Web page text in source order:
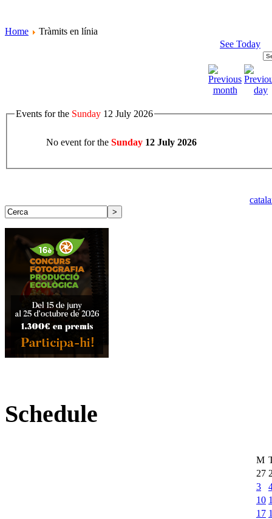
Home
Tràmits en línia
See Today
Events for the Sunday 12 July 2026
No event for the Sunday 12 July 2026
Schedule
M
27
3
10
17